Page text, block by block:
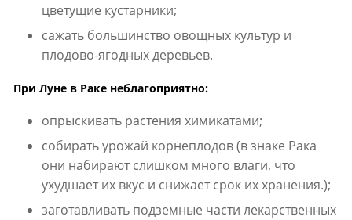
цветущие кустарники;
сажать большинство овощных культур и
плодово-ягодных деревьев.
При Луне в Раке неблагоприятно:
опрыскивать растения химикатами;
собирать урожай корнеплодов (в знаке Рака
они набирают слишком много влаги, что
ухудшает их вкус и снижает срок их хранения.);
заготавливать подземные части лекарственных